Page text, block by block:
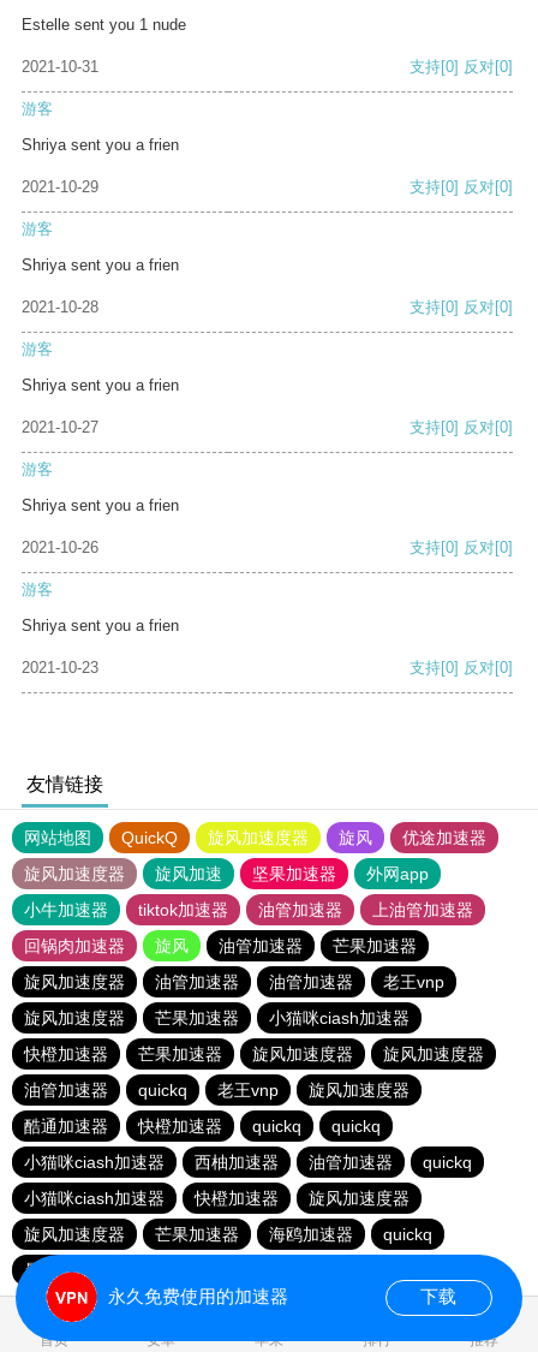
Estelle sent you 1 nude
2021-10-31 支持[0] 反对[0]
游客
Shriya sent you a frien
2021-10-29 支持[0] 反对[0]
游客
Shriya sent you a frien
2021-10-28 支持[0] 反对[0]
游客
Shriya sent you a frien
2021-10-27 支持[0] 反对[0]
游客
Shriya sent you a frien
2021-10-26 支持[0] 反对[0]
游客
Shriya sent you a frien
2021-10-23 支持[0] 反对[0]
友情链接
网站地图 QuickQ 旋风加速度器 旋风
优途加速器
旋风加速度器
旋风加速 坚果加速器
外网app
小牛加速器
tiktok加速器 油管加速器
上油管加速器
回锅肉加速器
旋风 油管加速器
芒果加速器
旋风加速度器
油管加速器 油管加速器
老王vnp
旋风加速度器
芒果加速器
小猫咪ciash加速器
快橙加速器
芒果加速器 旋风加速度器
旋风加速度器
油管加速器
quickq 老王vnp
旋风加速度器
酷通加速器
快橙加速器 quickq
quickq
小猫咪ciash加速器
西柚加速器 油管加速器
quickq
小猫咪ciash加速器
快橙加速器
旋风加速度器
旋风加速度器
芒果加速器 海鸥加速器
quickq
暴雪vp
首页 安卓 苹果 排行 推荐
永久免费使用的加速器 下载